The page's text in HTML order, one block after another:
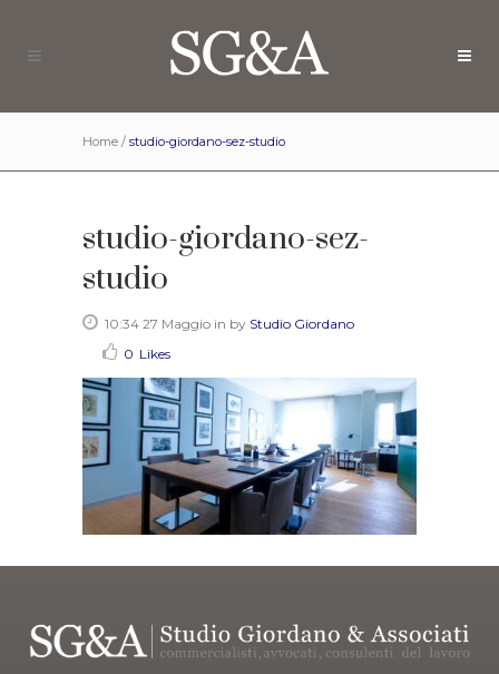
Home / studio-giordano-sez-studio
studio-giordano-sez-
studio
10:34 27 Maggio in by Studio Giordano
0 Likes